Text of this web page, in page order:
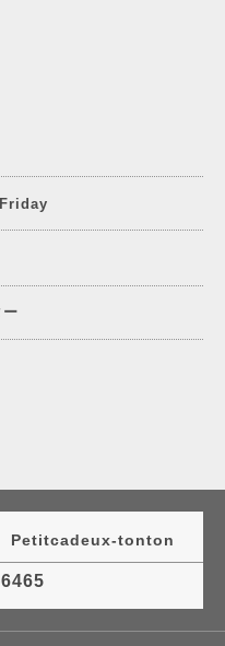
ー
Petitcadeux-tonton